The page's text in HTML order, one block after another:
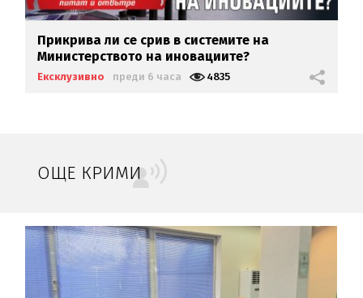
Прикрива ли се срив в системите на
Министерството на иновациите?
Ексклузивно преди 6 часа 4835
ОЩЕ КРИМИ